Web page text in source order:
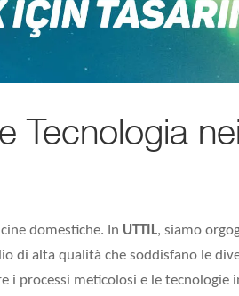
Tecnologia nei
domestiche. In UTTIL, siamo
di alta qualità che soddisfano le
processi meticolosi e le tecnologie